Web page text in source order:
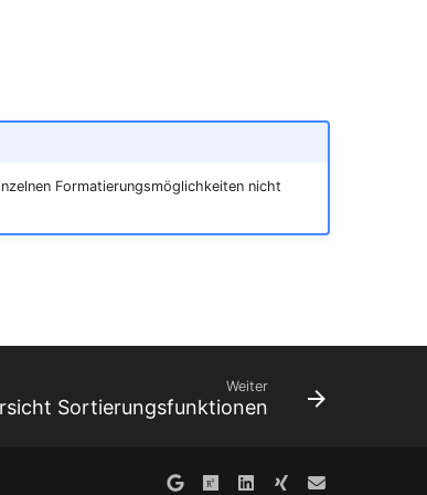
Formatierungsmöglichkeiten nicht
Weiter
Sortierungsfunktionen